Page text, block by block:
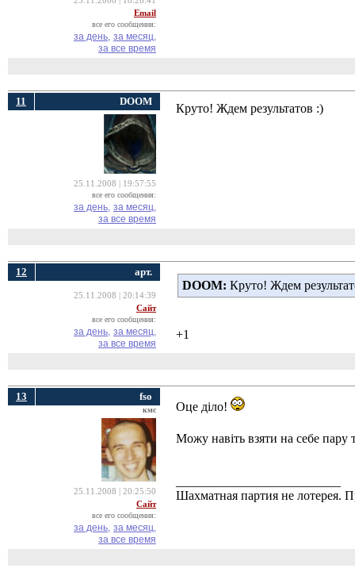
Email
все его сообщения:
за день, за месяц,
за все время
11 DOOM
25.11.2008 | 19:57:55
все его сообщения:
за день, за месяц,
за все время
Круто! Ждем результатов :)
12 арт.
25.11.2008 | 20:14:39
Сайт
все его сообщения:
за день, за месяц,
за все время
DOOM: Круто! Ждем
+1
13 fso
кмс
25.11.2008 | 20:25:50
Сайт
все его сообщения:
за день, за месяц,
за все время
Оце діло!
Можу навіть взяти на себе
Шахматная партия не